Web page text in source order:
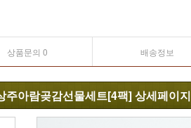
상품문의 0 배송정보
주아람곶감선물세트[4팩] 상세페이지